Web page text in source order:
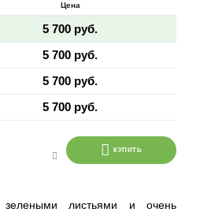
Цена
5 700 руб.
5 700 руб.
5 700 руб.
5 700 руб.
КУПИТЬ
листьями и очень